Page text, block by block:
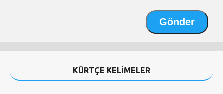
KÜRTÇE KELİMELER